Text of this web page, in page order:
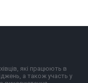
які працюють в
а також участь у